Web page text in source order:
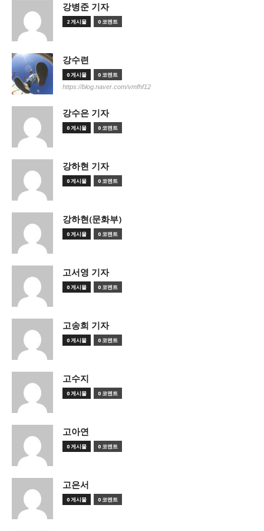
강병준 기자
2 게시물 0 코멘트
강수련
0 게시물 0 코멘트
https://blog.naver.com/vmfhf12
강수은 기자
0 게시물 0 코멘트
강하현 기자
0 게시물 0 코멘트
강하현(문화부)
0 게시물 0 코멘트
고서영 기자
0 게시물 0 코멘트
고송희 기자
0 게시물 0 코멘트
고수지
0 게시물 0 코멘트
고아연
0 게시물 0 코멘트
고은서
0 게시물 0 코멘트